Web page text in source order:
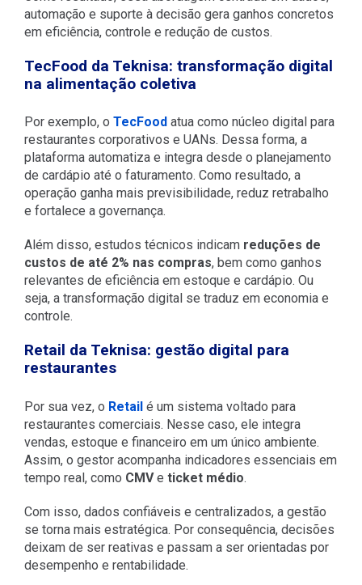
automação e suporte à decisão gera ganhos concretos
em eficiência, controle e redução de custos.
TecFood da Teknisa: transformação digital
na alimentação coletiva
Por exemplo, o TecFood atua como núcleo digital para
restaurantes corporativos e UANs. Dessa forma, a
plataforma automatiza e integra desde o planejamento
de cardápio até o faturamento. Como resultado, a
operação ganha mais previsibilidade, reduz retrabalho
e fortalece a governança.
Além disso, estudos técnicos indicam reduções de
custos de até 2% nas compras, bem como ganhos
relevantes de eficiência em estoque e cardápio. Ou
seja, a transformação digital se traduz em economia e
controle.
Retail da Teknisa: gestão digital para
restaurantes
Por sua vez, o Retailé um sistema voltado para
restaurantes comerciais. Nesse caso, ele integra
vendas, estoque e financeiro em um único ambiente.
Assim, o gestor acompanha indicadores essenciais em
tempo real, como CMVe ticket médio.
Com isso, dados confiáveis e centralizados, a gestão
se torna mais estratégica. Por consequência, decisões
deixam de ser reativas e passam a ser orientadas por
desempenho e rentabilidade.